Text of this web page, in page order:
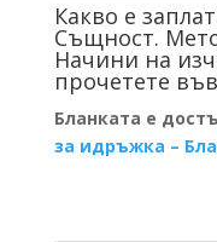
Какво е
Същност.
Начини на
прочетете
Бланката е
за идръжка –